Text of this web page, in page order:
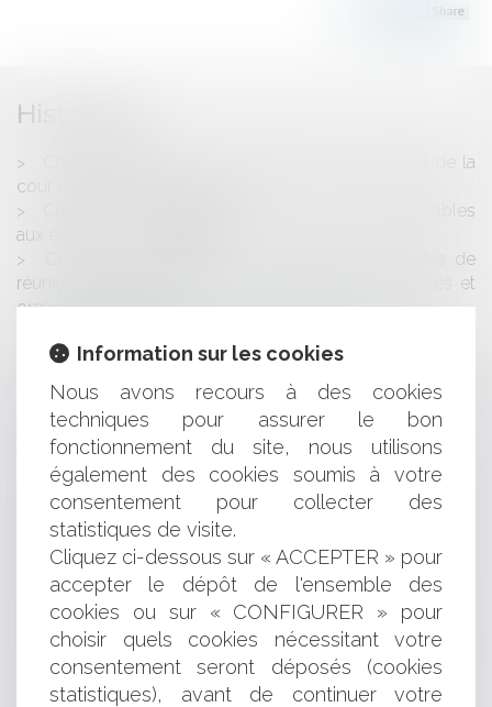
Historique
Compteur Linky : ce que change (ou pas) l'arrêt de la
cour d'appel de Bordeaux
Covid-19 : nouvelle adaptation des règles applicables
aux entreprises en difficulté
Covid-19 : prorogation et adaptation des règles de
réunion et de délibération des assemblées générales et
organes dirigeants
Le point sur le dispositif de réduction d’impôt pour
souscription au capital des PME
Jamais de droit de rétractation pour l'acheteur à
distance de fournitures sur mesure
L'occupation domaniale au défi du COVID-19
La loi ASAP prolonge les mesures «difficultés des
entreprises» liées à la Covid-19
Du facultatif au provisoire ou la variabilité de
l’opposabilité de la publicité foncière
Dirigeants : panorama de vos responsabilités liées à
l’exercice de vos missions
Le cautionnement confronté à la Convention
européenne des droits de l’homme
Fiscalité et occupation domaniale : Chambord fait de la
résistance !
Information sur les cookies
Nous avons recours à des cookies
techniques pour assurer le bon
fonctionnement du site, nous utilisons
également des cookies soumis à votre
consentement pour collecter des
statistiques de visite.
Cliquez ci-dessous sur « ACCEPTER » pour
accepter le dépôt de l'ensemble des
cookies ou sur « CONFIGURER » pour
choisir quels cookies nécessitant votre
consentement seront déposés (cookies
statistiques), avant de continuer votre